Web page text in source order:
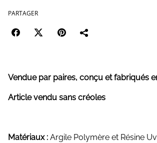
PARTAGER
Vendue par paires, conçu et fabriqués
Article vendu sans créoles
Matériaux : Argile Polymère et Résine Uv